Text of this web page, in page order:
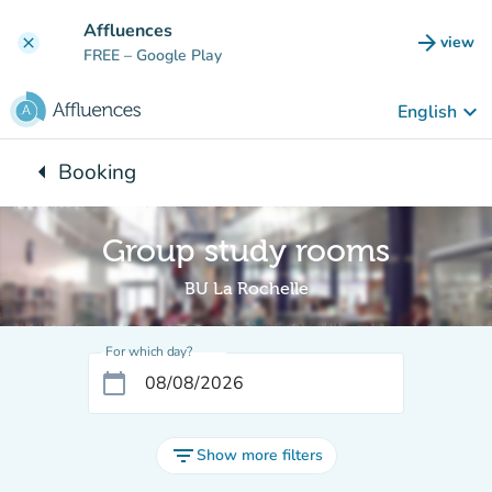
clear Affluences
FREE – Google Play arrow_forward view
(new
English keyboard_arrow_down
arrow_leftBack to:
Booking
Group study rooms
BU La Rochelle
For which day?
calendar_today
filter_listShow more filters